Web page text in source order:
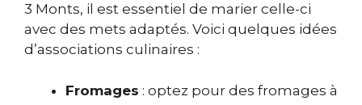
3 Monts, il est essentiel de marier celle-ci
avec des mets adaptés. Voici quelques idées
d’associations culinaires :
Fromages : optez pour des fromages à